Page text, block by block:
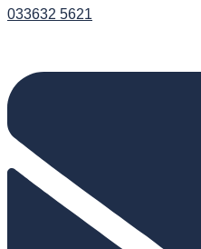
033632 5621